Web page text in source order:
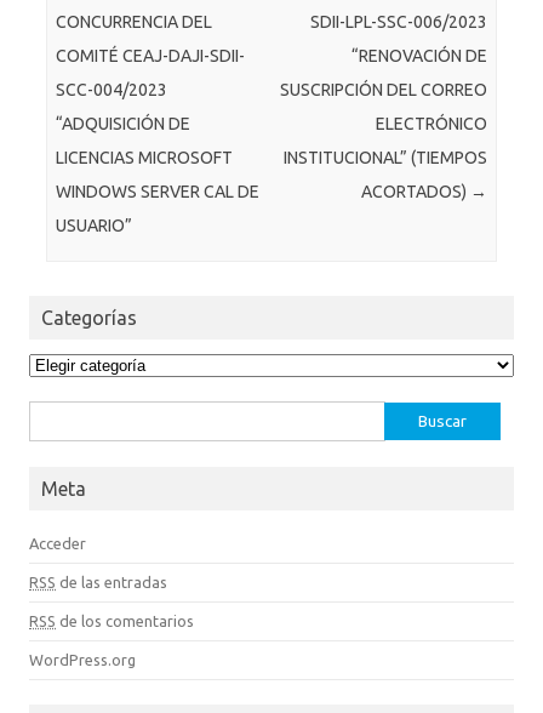
CONCURRENCIA DEL
COMITÉ CEAJ-DAJI-SDII-
SCC-004/2023
“ADQUISICIÓN DE
LICENCIAS MICROSOFT
WINDOWS SERVER CAL DE
USUARIO”
SDII-LPL-SSC-006/2023
“RENOVACIÓN DE
SUSCRIPCIÓN DEL CORREO
ELECTRÓNICO
INSTITUCIONAL” (TIEMPOS
ACORTADOS) →
Categorías
Categorías
Meta
Acceder
RSS de las entradas
RSS de los comentarios
WordPress.org